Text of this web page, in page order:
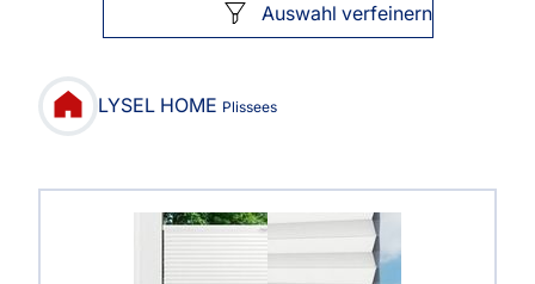
Auswahl verfeinern
LYSEL HOME Plissees